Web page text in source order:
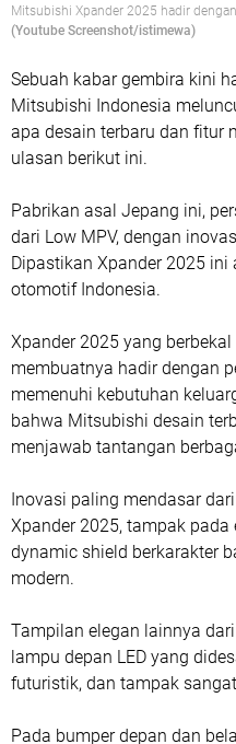
Mitsubishi Xpander 2025 hadir
(Youtube Screenshot/istimewa)
Sebuah kabar gembira kini
Mitsubishi Indonesia
apa desain terbaru dan fitur
ulasan berikut ini.
Pabrikan asal Jepang ini,
dari Low MPV, dengan
Dipastikan Xpander 2025
otomotif Indonesia.
Xpander 2025 yang
membuatnya hadir dengan
memenuhi kebutuhan
bahwa Mitsubishi desain
menjawab tantangan
Inovasi paling mendasar
Xpander 2025, tampak pada
dynamic shield berkarakter
modern.
Tampilan elegan lainnya
lampu depan LED yang
futuristik, dan tampak
Pada bumper depan dan